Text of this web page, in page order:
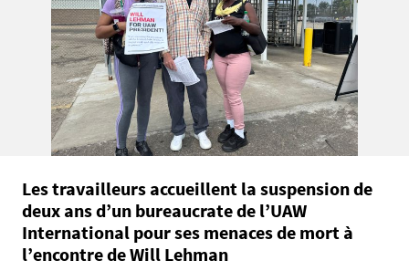
Les travailleurs accueillent la suspension de
deux ans d’un bureaucrate de l’UAW
International pour ses menaces de mort à
l’encontre de Will Lehman